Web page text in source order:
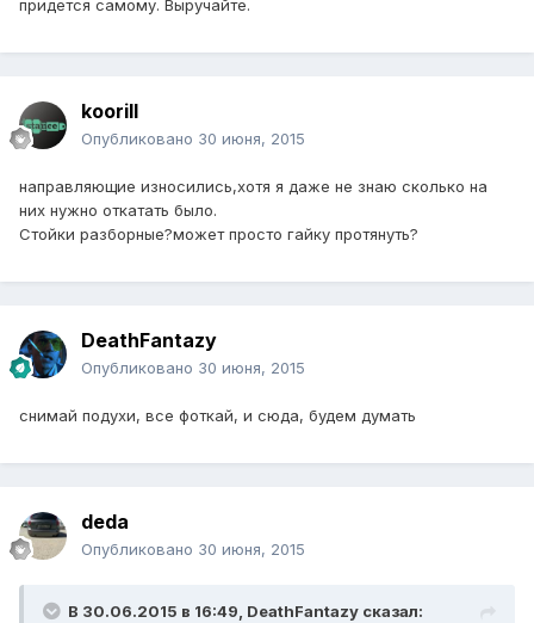
придется самому. Выручайте.
koorill
Опубликовано 30 июня, 2015
направляющие износились,хотя я даже не знаю сколько на
них нужно откатать было.
Стойки разборные?может просто гайку протянуть?
DeathFantazy
Опубликовано 30 июня, 2015
снимай подухи, все фоткай, и сюда, будем думать
deda
Опубликовано 30 июня, 2015
В 30.06.2015 в 16:49, DeathFantazy сказал: